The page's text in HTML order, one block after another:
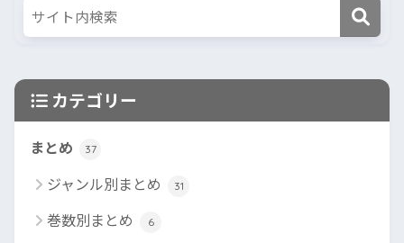
カテゴリー
まとめ 37
ジャンル別まとめ 31
巻数別まとめ 6